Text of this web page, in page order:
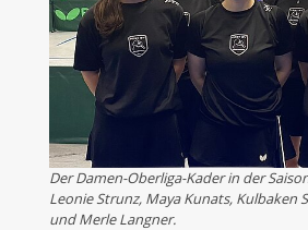
Der Damen-Oberliga-Kader in der
Leonie Strunz, Maya Kunats, Kulbaken
und Merle Langner.